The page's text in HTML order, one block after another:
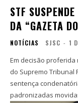
STF
DA “GAZETA
NOTÍCIAS SJSC - 1
Em decisão proferida
do Supremo Tribunal
sentença
padronizadas